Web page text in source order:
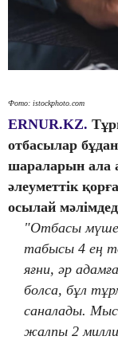
Фото: istockphoto.com
ERNUR.KZ.
отбасылар
шараларын ала
әлеуметтік
осылай
"Отбасы
табысы 4 ең
яғни, әр
болса, бұл
саналады.
жалпы 2